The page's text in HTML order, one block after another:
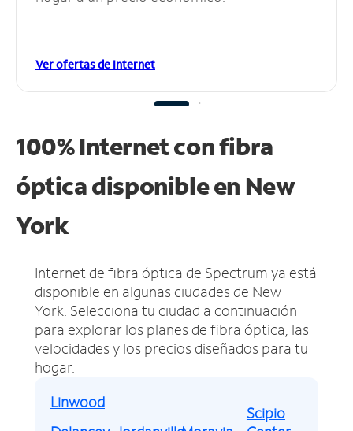
Ver ofertas de Internet
100% Internet con fibra
óptica disponible en New
York
Internet de fibra óptica de Spectrum ya está
disponible en algunas ciudades de New
York. Selecciona tu ciudad a continuación
para explorar los planes de fibra óptica, las
velocidades y los precios diseñados para tu
hogar.
Linwood
Scipio